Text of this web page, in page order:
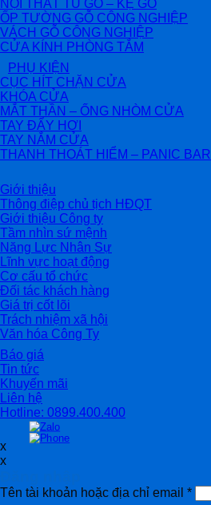
NỘI THẤT TỦ GỖ – KỆ GỖ
ỐP TƯỜNG GỖ CÔNG NGHIỆP
VÁCH GỖ CÔNG NGHIỆP
CỬA KÍNH PHÒNG TẮM
PHỤ KIỆN
CỤC HÍT CHẶN CỬA
KHÓA CỬA
MẮT THẦN – ỐNG NHÒM CỬA
TAY ĐẨY HƠI
TAY NẮM CỬA
THANH THOÁT HIỂM – PANIC BAR
Giới thiệu
Thông điệp chủ tịch HĐQT
Giới thiệu Công ty
Tầm nhìn sứ mệnh
Năng Lực Nhân Sự
Lĩnh vực hoạt động
Cơ cấu tổ chức
Đối tác khách hàng
Giá trị cốt lõi
Trách nhiệm xã hội
Văn hóa Công Ty
Báo giá
Tin tức
Khuyến mãi
Liên hệ
Hotline: 0899.400.400
x
x
Tên tài khoản hoặc địa chỉ email *